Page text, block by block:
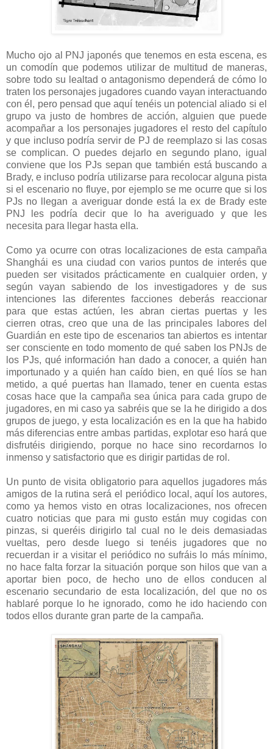
Mucho ojo al PNJ japonés que tenemos en esta escena, es
un comodín que podemos utilizar de multitud de maneras,
sobre todo su lealtad o antagonismo dependerá de cómo lo
traten los personajes jugadores cuando vayan interactuando
con él, pero pensad que aquí tenéis un potencial aliado si el
grupo va justo de hombres de acción, alguien que puede
acompañar a los personajes jugadores el resto del capítulo
y que incluso podría servir de PJ de reemplazo si las cosas
se complican. O puedes dejarlo en segundo plano, igual
conviene que los PJs sepan que también está buscando a
Brady, e incluso podría utilizarse para recolocar alguna pista
si el escenario no fluye, por ejemplo se me ocurre que si los
PJs no llegan a averiguar donde está la ex de Brady este
PNJ les podría decir que lo ha averiguado y que les
necesita para llegar hasta ella.
Como ya ocurre con otras localizaciones de esta campaña
Shanghái es una ciudad con varios puntos de interés que
pueden ser visitados prácticamente en cualquier orden, y
según vayan sabiendo de los investigadores y de sus
intenciones las diferentes facciones deberás reaccionar
para que estas actúen, les abran ciertas puertas y les
cierren otras, creo que una de las principales labores del
Guardián en este tipo de escenarios tan abiertos es intentar
ser consciente en todo momento de qué saben los PNJs de
los PJs, qué información han dado a conocer, a quién han
importunado y a quién han caído bien, en qué líos se han
metido, a qué puertas han llamado, tener en cuenta estas
cosas hace que la campaña sea única para cada grupo de
jugadores, en mi caso ya sabréis que se la he dirigido a dos
grupos de juego, y esta localización es en la que ha habido
más diferencias entre ambas partidas, explotar eso hará que
disfrutéis dirigiendo, porque no hace sino recordarnos lo
inmenso y satisfactorio que es dirigir partidas de rol.
Un punto de visita obligatorio para aquellos jugadores más
amigos de la rutina será el periódico local, aquí los autores,
como ya hemos visto en otras localizaciones, nos ofrecen
cuatro noticias que para mi gusto están muy cogidas con
pinzas, si queréis dirigirlo tal cual no le deis demasiadas
vueltas, pero desde luego si tenéis jugadores que no
recuerdan ir a visitar el periódico no sufráis lo más mínimo,
no hace falta forzar la situación porque son hilos que van a
aportar bien poco, de hecho uno de ellos conducen al
escenario secundario de esta localización, del que no os
hablaré porque lo he ignorado, como he ido haciendo con
todos ellos durante gran parte de la campaña.